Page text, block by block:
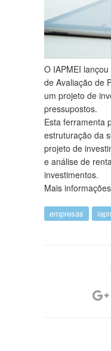
O IAPMEI
de Avaliação de
um projeto de
pressupostos.
Esta ferramenta
estruturação da
projeto de
e análise de
investimentos.
Mais informações
empresas